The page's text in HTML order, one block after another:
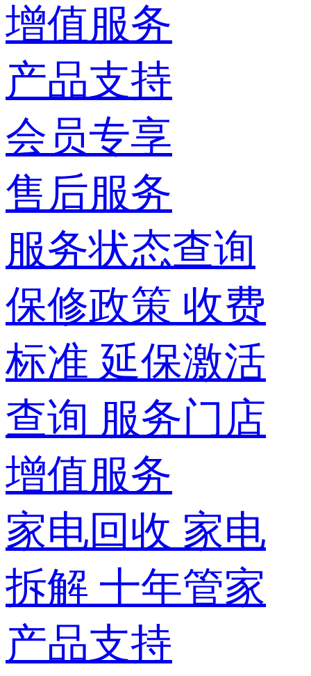
增值服务
产品支持
会员专享
售后服务
服务状态查询
保修政策 收费
标准 延保激活
查询 服务门店
增值服务
家电回收 家电
拆解 十年管家
产品支持